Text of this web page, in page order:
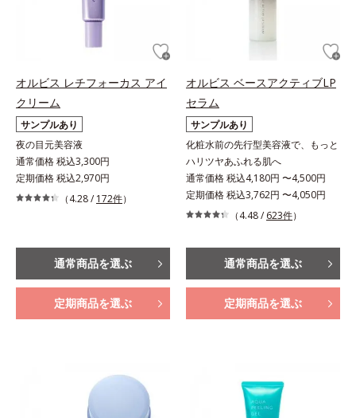
オルビス レチフォーカス アイ
クリーム
サンプルあり
夜の目元美容液
通常価格 税込3,300円
定期価格 税込2,970円
（4.28 / 172件）
通常商品を選ぶ
定期商品を選ぶ
オルビス ベースアクティブLP
セラム
サンプルあり
化粧水前の先行型美容液で、もっと
ハリツヤあふれる肌へ
通常価格 税込4,180円 〜4,500円
定期価格 税込3,762円 〜4,050円
（4.48 / 623件）
通常商品を選ぶ
定期商品を選ぶ